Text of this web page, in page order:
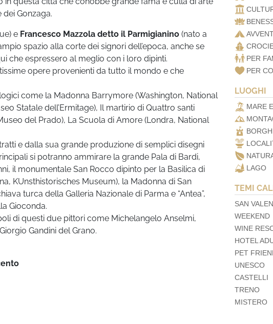
Gonzaga.
e Francesco Mazzola detto il Parmigianino (nato a
spazio alla corte dei signori dell’epoca, anche se
che espressero al meglio con i loro dipinti.
opere provenienti da tutto il mondo e che
come la Madonna Barrymore (Washington, National
Statale dell’Ermitage), Il martirio di Quattro santi
del Prado), La Scuola di Amore (Londra, National
e dalla sua grande produzione di semplici disegni
si potranno ammirare la grande Pala di Bardi,
il monumentale San Rocco dipinto per la Basilica di
KUnsthistorisches Museum), la Madonna di San
turca della Galleria Nazionale di Parma e “Antea”,
Gioconda.
di questi due pittori come Michelangelo Anselmi,
Gandini del Grano.
PER
PER
LUOGHI
MARE
LAGO
TEMI
SAN
WEEKEND
WINE
HOTEL
PET
UNESCO
CASTELLI
TRENO
MISTERO